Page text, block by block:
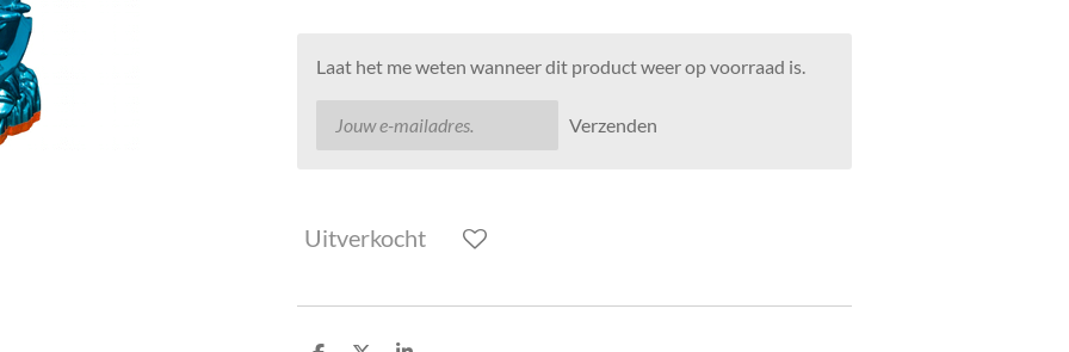
Laat het me weten wanneer dit product weer op voorraad is.
Verzenden
Uitverkocht